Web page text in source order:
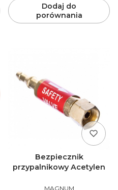
Dodaj do
porównania
Bezpiecznik
przypalnikowy Acetylen
PRODUCENT
MAGNUM